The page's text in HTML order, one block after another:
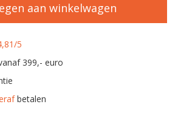
aan winkelwagen
5
399,- euro
betalen